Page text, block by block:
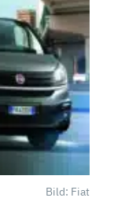
Bild: Fiat